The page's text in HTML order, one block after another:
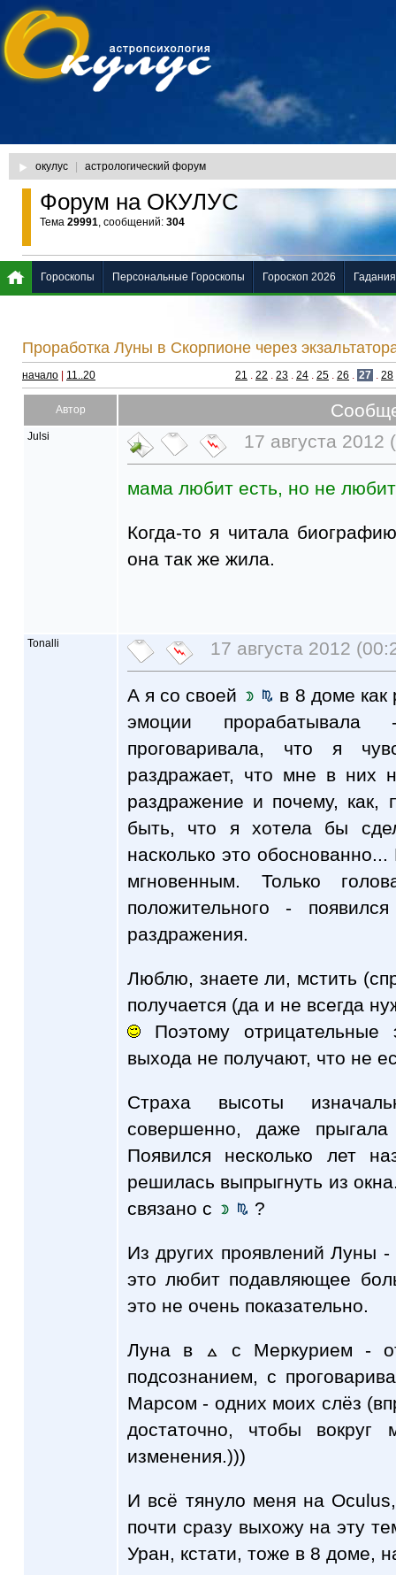
окулус астрологический форум
Форум на ОКУЛУС
Тема 29991, сообщений: 304
Проработка Луны в Скорпионе через
начало 11..20 21 . 22 . 23 . 24 . 25 . 26 . 27 . 28
Автор
Julsi 17 августа 2012
мама любит есть, но не
Когда-то я читала
она так же жила.
Tonalli 17 августа 2012
А я со своей
в 8 доме как
эмоции
проговаривала, что я
раздражает, что мне в них
раздражение и почему,
быть, что я хотела бы
насколько это
мгновенным. Только
положительного -
раздражения.
Люблю, знаете ли, мстить
получается (да и не всегда
Поэтому отрицательные
выхода не получают, что не
Страха высоты
совершенно, даже
Появился несколько лет
решилась выпрыгнуть из
связано с
?
Из других проявлений Луны
это любит подавляющее
это не очень показательно.
Луна в
с Меркурием -
подсознанием, с
Марсом - одних моих слёз
достаточно, чтобы вокруг
изменения.)))
И всё тянуло меня на
почти сразу выхожу на эту
Уран, кстати, тоже в 8 доме,
Гороскопы Персональные Гороскопы Гороскоп 2026 Гадания